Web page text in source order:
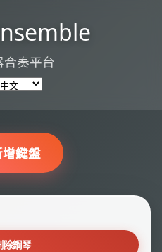
奏平台
增鍵盤
除鋼琴